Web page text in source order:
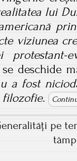
lui
viziunea
protestant-
deschide
a fost
pe